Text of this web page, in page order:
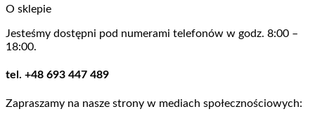
O sklepie
Jesteśmy dostępni pod numerami telefonów w godz. 8:00 –
18:00.
tel. +48 693 447 489
Zapraszamy na nasze strony w mediach społecznościowych: